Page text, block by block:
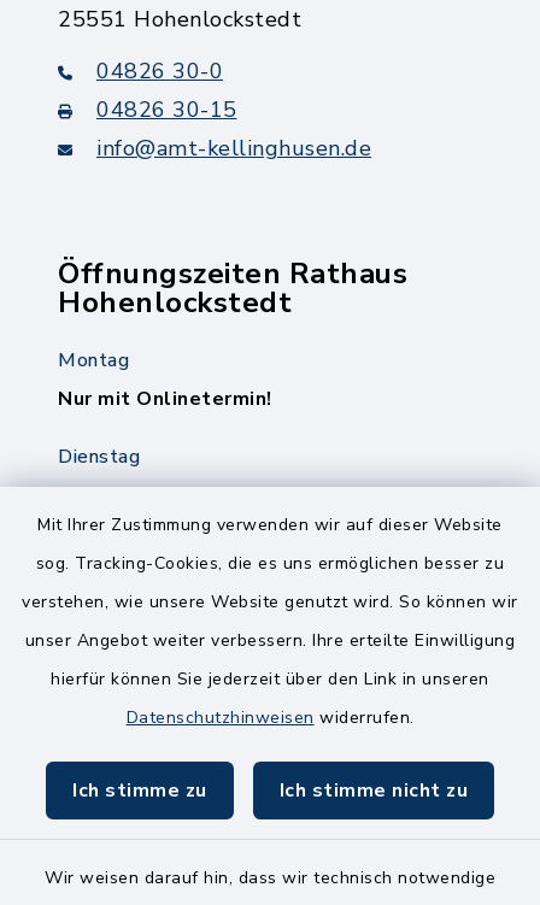
Mit Ihrer Zustimmung verwenden wir auf dieser Website
sog. Tracking-Cookies, die es uns ermöglichen besser zu
verstehen, wie unsere Website genutzt wird. So können wir
unser Angebot weiter verbessern. Ihre erteilte Einwilligung
hierfür können Sie jederzeit über den Link in unseren
Datenschutzhinweisen widerrufen.
Ich stimme zu Ich stimme nicht zu
Wir weisen darauf hin, dass wir technisch notwendige
25551 Hohenlockstedt
04826 30-0
04826 30-15
info@amt-kellinghusen.de
Öffnungszeiten Rathaus
Hohenlockstedt
Montag
Nur mit Onlinetermin!
Dienstag
8.00-12.00 Uhr
14.00-18.00 Uhr
Freitag
8.00-11.00 Uhr